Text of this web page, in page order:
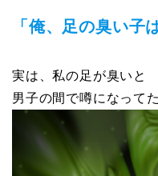
「俺、足の臭い子
実は、私の足が臭いと
男子の間で噂になって